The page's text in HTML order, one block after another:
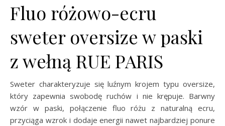
Fluo różowo-ecru
sweter oversize w paski
z wełną RUE PARIS
Sweter charakteryzuje się luźnym krojem typu oversize,
który zapewnia swobodę ruchów i nie krępuje. Barwny
wzór w paski, połączenie fluo różu z naturalną ecru,
przyciąga wzrok i dodaje energii nawet najbardziej ponure